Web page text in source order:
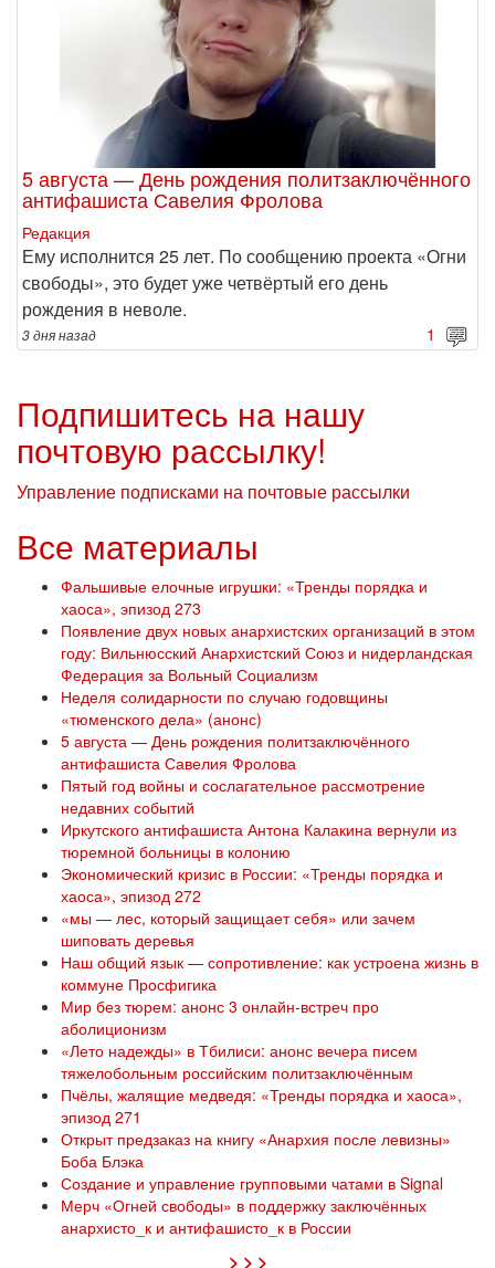
5 августа — День рождения политзаключённого
антифашиста Савелия Фролова
Редакция
Ему исполнится 25 лет. По сообщению проекта «Огни
свободы», это будет уже четвёртый его день
рождения в неволе.
3 дняназад 1
Подпишитесь на нашу
почтовую рассылку!
Управление подписками на почтовые рассылки
Все материалы
Фальшивые елочные игрушки: «Тренды порядка и
хаоса», эпизод 273
Появление двух новых анархистских организаций в этом
году: Вильнюсский Анархистский Союз и нидерландская
Федерация за Вольный Социализм
Неделя солидарности по случаю годовщины
«тюменского дела» (анонс)
5 августа — День рождения политзаключённого
антифашиста Савелия Фролова
Пятый год войны и сослагательное рассмотрение
недавних событий
Иркутского антифашиста Антона Калакина вернули из
тюремной больницы в колонию
Экономический кризис в России: «Тренды порядка и
хаоса», эпизод 272
«мы — лес, который защищает себя» или зачем
шиповать деревья
Наш общий язык — сопротивление: как устроена жизнь в
коммуне Просфигика
Мир без тюрем: анонс 3 онлайн-встреч про
аболиционизм
«Лето надежды» в Тбилиси: анонс вечера писем
тяжелобольным российским политзаключённым
Пчёлы, жалящие медведя: «Тренды порядка и хаоса»,
эпизод 271
Открыт предзаказ на книгу «Анархия после левизны»
Боба Блэка
Создание и управление групповыми чатами в Signal
Мерч «Огней свободы» в поддержку заключённых
анархисто_к и антифашисто_к в России
> > >